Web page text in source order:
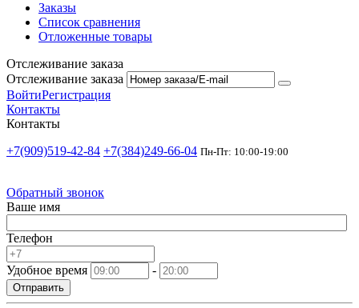
Заказы
Список сравнения
Отложенные товары
Отслеживание заказа
Отслеживание заказа
ВойтиРегистрация
Контакты
Контакты
+7(909)519-42-84 +7(384)249-66-04 Пн-Пт: 10:00-19:00
Обратный звонок
Ваше имя
Телефон
Удобное время -
Отправить